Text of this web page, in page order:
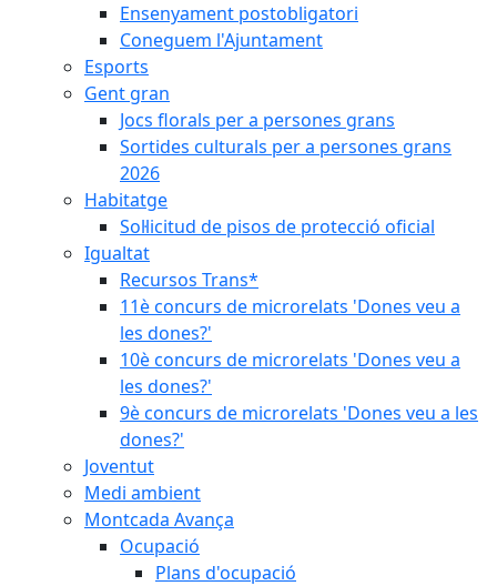
Ensenyament postobligatori
Coneguem l'Ajuntament
Esports
Gent gran
Jocs florals per a persones grans
Sortides culturals per a persones grans
2026
Habitatge
Sol·licitud de pisos de protecció oficial
Igualtat
Recursos Trans*
11è concurs de microrelats 'Dones veu a
les dones?'
10è concurs de microrelats 'Dones veu a
les dones?'
9è concurs de microrelats 'Dones veu a les
dones?'
Joventut
Medi ambient
Montcada Avança
Ocupació
Plans d'ocupació